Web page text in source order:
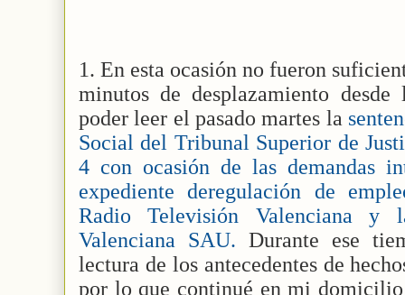
1. En esta ocasión no fueron
minutos de desplazamiento
poder leer el pasado martes la
Social del Tribunal Superior de
4 con ocasión de las demandas
expediente deregulación de
Radio Televisión Valenciana y
Valenciana SAU. Durante ese
lectura de los antecedentes de
por lo que continué en mi